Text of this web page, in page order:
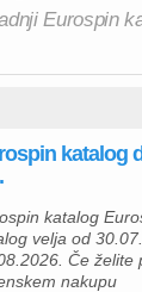
Eurospin
katalog
katalog
velja od
Če želite
nakupu